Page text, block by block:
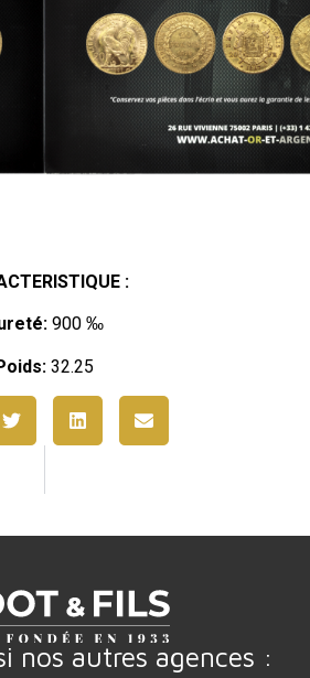
:
900 ‰
32.25
nos autres agences :